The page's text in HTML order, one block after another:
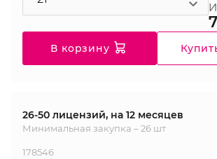
В корзину
26-50 лицензий, на 12 месяцев
Минимальная закупка – 26 шт
178546